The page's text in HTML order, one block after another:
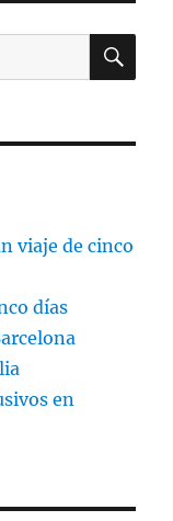
viaje de cinco
días
en